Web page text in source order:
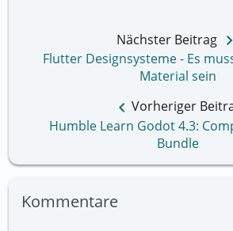
keyboard_arrow_left Vorheriger
Humble Learn Godot 4.3:
Bundle
Nächster Beitrag keyboard_arrow_right
Flutter Designsysteme - Es
Material sein
Kommentare